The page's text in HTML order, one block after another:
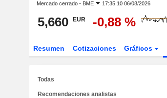
Mercado cerrado - BME 17:35:10 06/08/2026
5,660 EUR -0,88 %
Resumen Cotizaciones Gráficos
Todas
Recomendaciones analistas